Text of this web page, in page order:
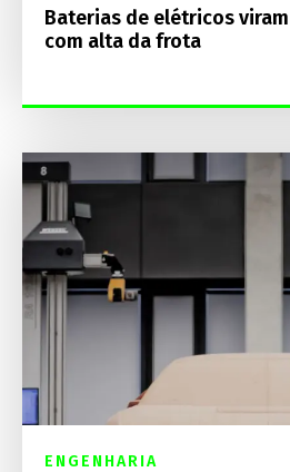
Baterias de elétricos
com alta da frota
ENGENHARIA